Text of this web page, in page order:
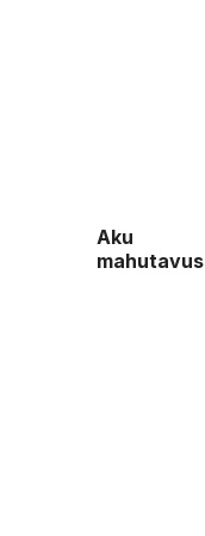
Aku
mahutavus